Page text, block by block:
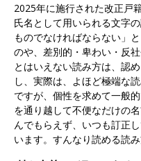
2025年に施行された改正戸
氏名として用いられる文字
ものでなければならない」
のや、差別的・卑わい・反
とはいえない読み方は、認
し、実際は、よほど極端な
ですが、個性を求めて一般
を通り越して不便なだけの
んでもらえず、いつも訂正
います。すんなり読める読